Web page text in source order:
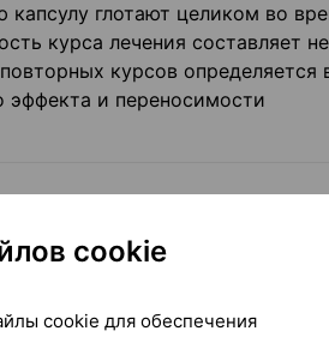
глотают целиком во
курса лечения составляет
курсов определяется
эффекта и пере­носимости
по­лости, диарея),
гинекомастии,
cookie
cookie для обеспечения